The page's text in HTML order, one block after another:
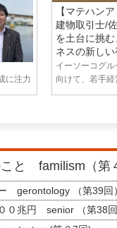
に注力
【マテハン
建物取引士/
を土台に挑
ネスの新し
イーソーコグ
向けて、若手
こと familism（第
gerontology （第39回
０兆円 senior （第38